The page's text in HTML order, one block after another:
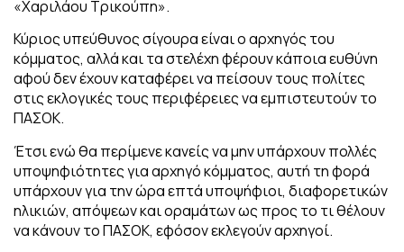
«Χαριλάου Τρικούπη».
Κύριος υπεύθυνος σίγουρα είναι ο αρχηγός του
κόμματος, αλλά και τα στελέχη φέρουν κάποια ευθύνη
αφού δεν έχουν καταφέρει να πείσουν τους πολίτες
στις εκλογικές τους περιφέρειες να εμπιστευτούν το
ΠΑΣΟΚ.
Έτσι ενώ θα περίμενε κανείς να μην υπάρχουν πολλές
υποψηφιότητες για αρχηγό κόμματος, αυτή τη φορά
υπάρχουν για την ώρα επτά υποψήφιοι, διαφορετικών
ηλικιών, απόψεων και οραμάτων ως προς το τι θέλουν
να κάνουν το ΠΑΣΟΚ, εφόσον εκλεγούν αρχηγοί.